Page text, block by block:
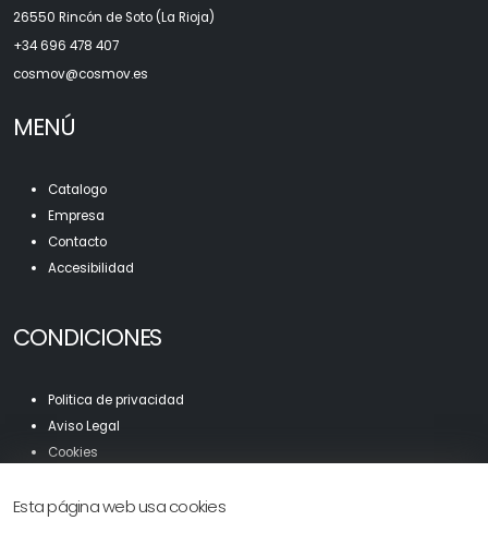
26550 Rincón de Soto (La Rioja)
+34 696 478 407
cosmov@cosmov.es
MENÚ
Catalogo
Empresa
Contacto
Accesibilidad
CONDICIONES
Politica de privacidad
Aviso Legal
Cookies
Accesibilidad
Esta página web usa cookies